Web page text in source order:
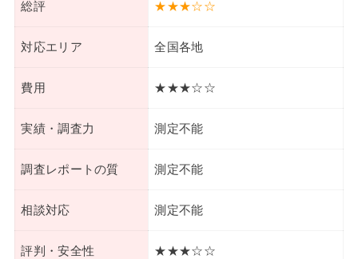
総評 ★★★☆☆
対応エリア 全国各地
費用 ★★★☆☆
実績・調査力 測定不能
調査レポートの質 測定不能
相談対応 測定不能
評判・安全性 ★★★☆☆